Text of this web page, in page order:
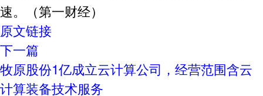
速。（第一财经）
原文链接
下一篇
牧原股份1亿成立云计算公司，经营范围含云
计算装备技术服务